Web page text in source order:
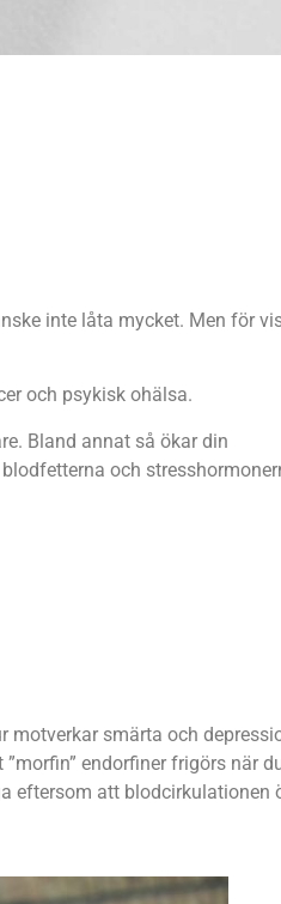
inte låta mycket. Men för
och psykisk ohälsa.
Bland annat så ökar din
och
motverkar smärta och
endorfiner frigörs när
eftersom att blodcirkulationen